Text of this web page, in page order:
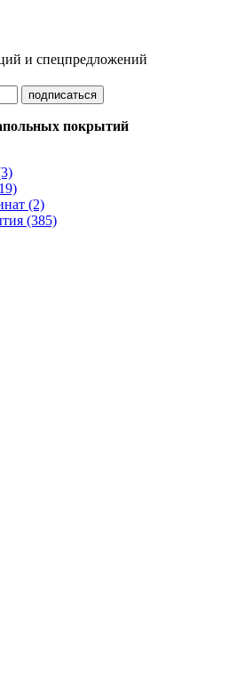
и спецпредложений
покрытий
(2)
(385)